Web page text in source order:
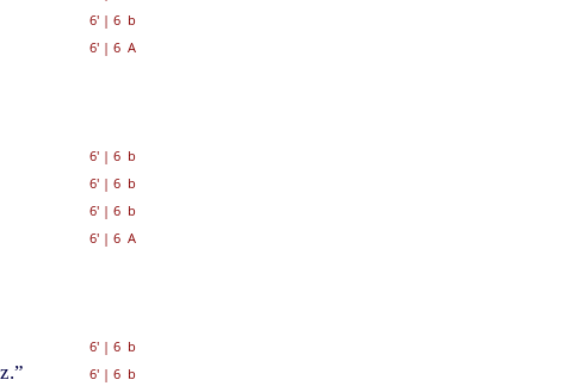
6'| 6 b
6'| 6 A
6'| 6 b
6'| 6 b
6'| 6 b
6'| 6 A
6'| 6 b
6'| 6 b